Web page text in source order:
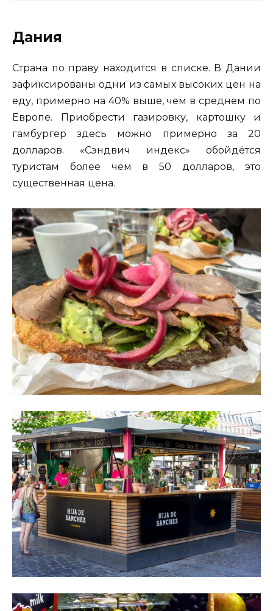
Дания
Страна по праву находится в списке. В Дании
зафиксированы одни из самых высоких цен на
еду, примерно на 40% выше, чем в среднем по
Европе. Приобрести газировку, картошку и
гамбургер здесь можно примерно за 20
долларов. «Сэндвич индекс» обойдётся
туристам более чем в 50 долларов, это
существенная цена.